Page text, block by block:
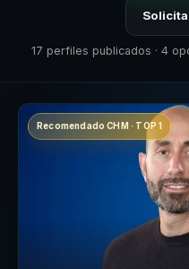
17 perfiles publicados · 4
Recomendado CHM · TOP 1